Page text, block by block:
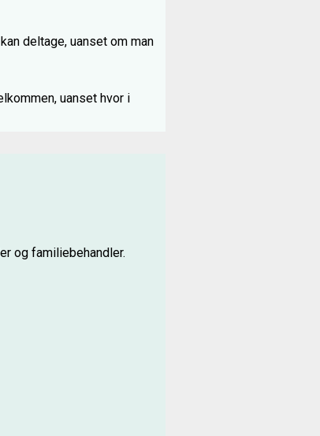
deltage, uanset om man
uanset hvor i
og familiebehandler.